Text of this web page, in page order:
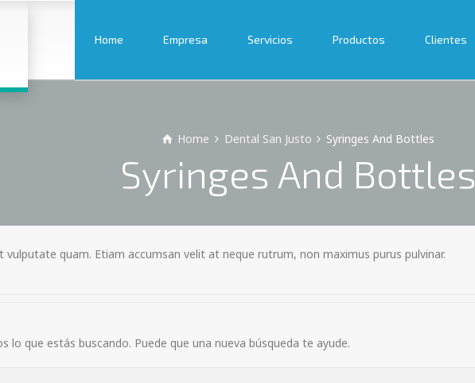
Home Empresa Servicios Productos Clientes
Home Dental San Justo Syringes And Bottles
Syringes And Bottles
quam. Etiam accumsan velit at neque rutrum, non maximus purus pulvinar.
lo que estás buscando. Puede que una nueva búsqueda te ayude.